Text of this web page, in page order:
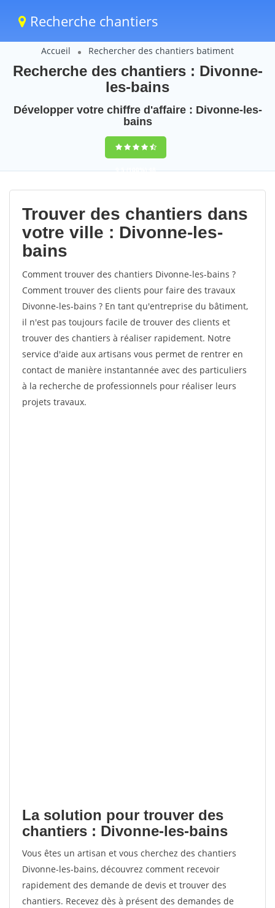
Recherche chantiers
Accueil Rechercher des chantiers batiment
Recherche des chantiers : Divonne-
les-bains
Développer votre chiffre d'affaire : Divonne-les-
bains
9,5(100%)48
votes
Trouver des chantiers dans
votre ville : Divonne-les-
bains
Comment trouver des chantiers Divonne-les-bains ?
Comment trouver des clients pour faire des travaux
Divonne-les-bains ? En tant qu'entreprise du bâtiment,
il n'est pas toujours facile de trouver des clients et
trouver des chantiers à réaliser rapidement. Notre
service d'aide aux artisans vous permet de rentrer en
contact de manière instantannée avec des particuliers
à la recherche de professionnels pour réaliser leurs
projets travaux.
La solution pour trouver des
chantiers : Divonne-les-bains
Vous êtes un artisan et vous cherchez des chantiers
Divonne-les-bains, découvrez comment recevoir
rapidement des demande de devis et trouver des
chantiers. Recevez dès à présent des demandes de